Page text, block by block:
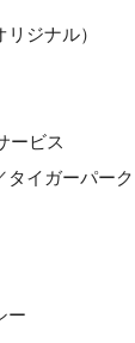
ジナル）
ービス
タイガーパーク
ー